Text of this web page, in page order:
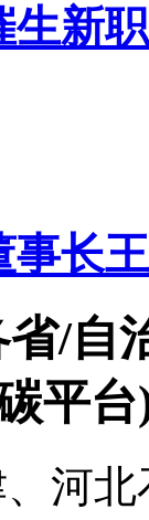
生新
长
/自
平台
河